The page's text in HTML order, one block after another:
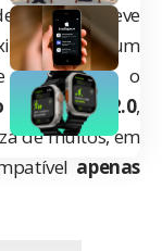
hackers) deve
horas um
permitirá o
firmware 2.0,
de muitos, em
apenas